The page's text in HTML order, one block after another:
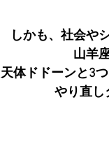
しかも、社会や
山羊
天体ドドーンと3
やり直し